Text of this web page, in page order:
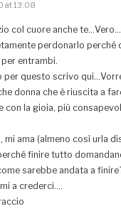
at 13:08
col cuore anche
perdonarlo perché
entrambi.
per questo scrivo
donna che è riuscita a
con la gioia, più
mi ama (almeno così urla
finire tutto
sarebbe andata a
a crederci….